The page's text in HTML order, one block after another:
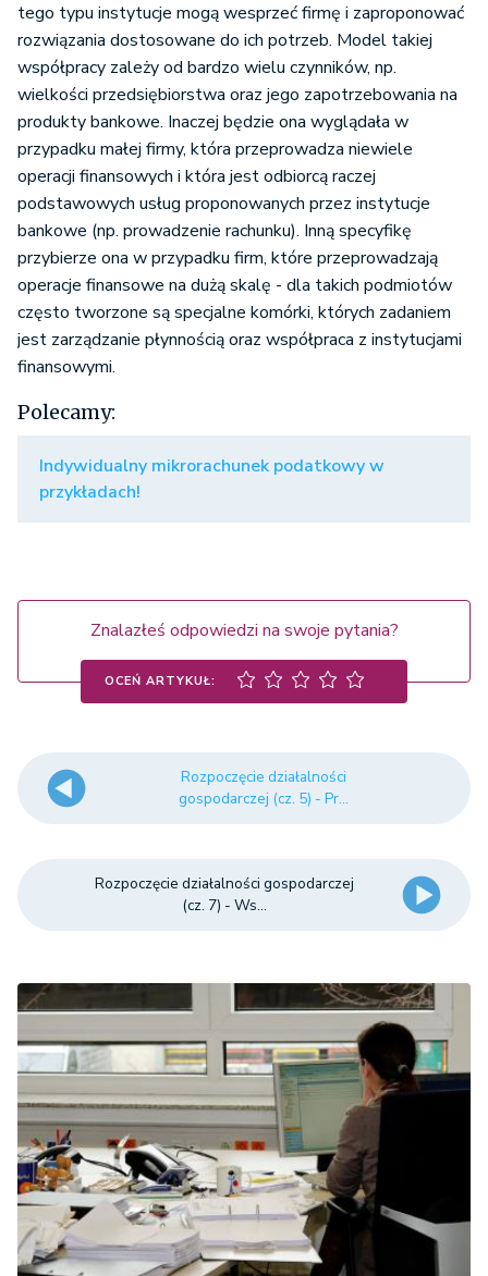
tego typu instytucje mogą wesprzeć firmę i zaproponować
rozwiązania dostosowane do ich potrzeb. Model takiej
współpracy zależy od bardzo wielu czynników, np.
wielkości przedsiębiorstwa oraz jego zapotrzebowania na
produkty bankowe. Inaczej będzie ona wyglądała w
przypadku małej firmy, która przeprowadza niewiele
operacji finansowych i która jest odbiorcą raczej
podstawowych usług proponowanych przez instytucje
bankowe (np. prowadzenie rachunku). Inną specyfikę
przybierze ona w przypadku firm, które przeprowadzają
operacje finansowe na dużą skalę - dla takich podmiotów
często tworzone są specjalne komórki, których zadaniem
jest zarządzanie płynnością oraz współpraca z instytucjami
finansowymi.
Polecamy:
Indywidualny mikrorachunek podatkowy w
przykładach!
Znalazłeś odpowiedzi na swoje pytania?
OCEŃ ARTYKUŁ:
Rozpoczęcie działalności
gospodarczej (cz. 5) - Pr...
Rozpoczęcie działalności gospodarczej
(cz. 7) - Ws...